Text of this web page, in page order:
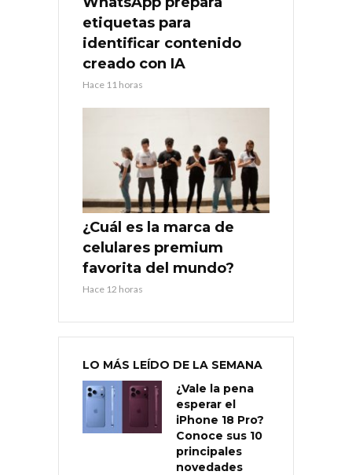
etiquetas para
identificar contenido
creado con IA
Hace 11 horas
¿Cuál es la marca de
celulares premium
favorita del mundo?
Hace 12 horas
LO MÁS LEÍDO DE LA SEMANA
¿Vale la pena
esperar el
iPhone 18 Pro?
Conoce sus 10
principales
novedades